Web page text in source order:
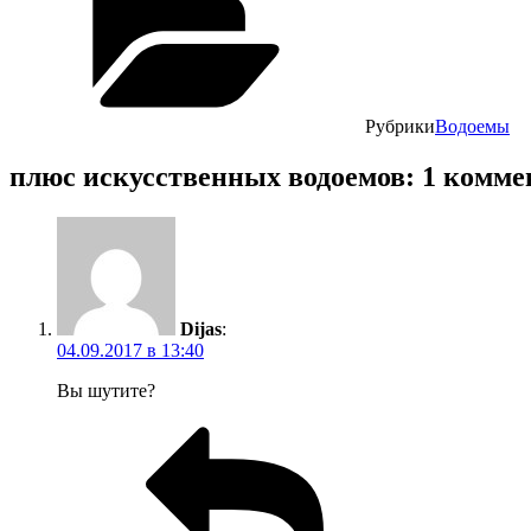
РубрикиВодоемы
плюс искусственных водоемов: 1
Dijas:
04.09.2017 в 13:40
Вы шутите?